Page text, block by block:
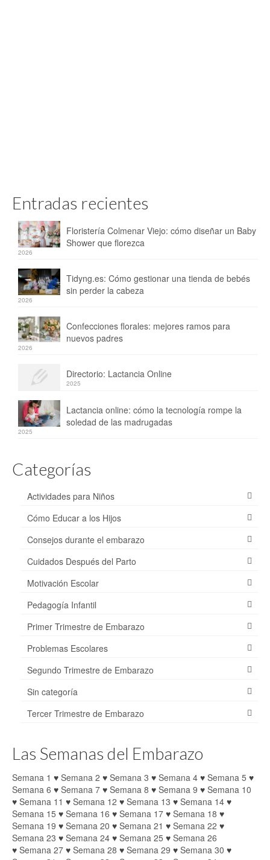
Entradas recientes
Floristería Colmenar Viejo: cómo diseñar un Baby
Shower que florezca
2026
Tidyng.es: Cómo gestionar una tienda de bebés
sin perder la cabeza
2026
Confecciones florales: mejores ramos para
nuevos padres
2026
Directorio: Lactancia Online
2025
Lactancia online: cómo la tecnología rompe la
soledad de las madrugadas
2025
Categorías
Actividades para Niños
Cómo Educar a los Hijos
Consejos durante el embarazo
Cuidados Después del Parto
Motivación Escolar
Pedagogía Infantil
Primer Trimestre de Embarazo
Problemas Escolares
Segundo Trimestre de Embarazo
Sin categoría
Tercer Trimestre de Embarazo
Las Semanas del Embarazo
Semana 1 ♥ Semana 2 ♥ Semana 3 ♥ Semana 4 ♥ Semana 5 ♥
Semana 6 ♥ Semana 7 ♥ Semana 8 ♥ Semana 9 ♥ Semana 10
♥ Semana 11 ♥ Semana 12 ♥ Semana 13 ♥ Semana 14 ♥
Semana 15 ♥ Semana 16 ♥ Semana 17 ♥ Semana 18 ♥
Semana 19 ♥ Semana 20 ♥ Semana 21 ♥ Semana 22 ♥
Semana 23 ♥ Semana 24 ♥ Semana 25 ♥ Semana 26
♥ Semana 27 ♥ Semana 28 ♥ Semana 29 ♥ Semana 30 ♥